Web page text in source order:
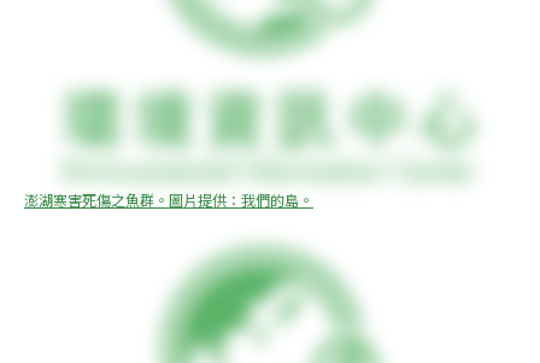
澎湖寒害死傷之魚群。圖片提供：我們的島。